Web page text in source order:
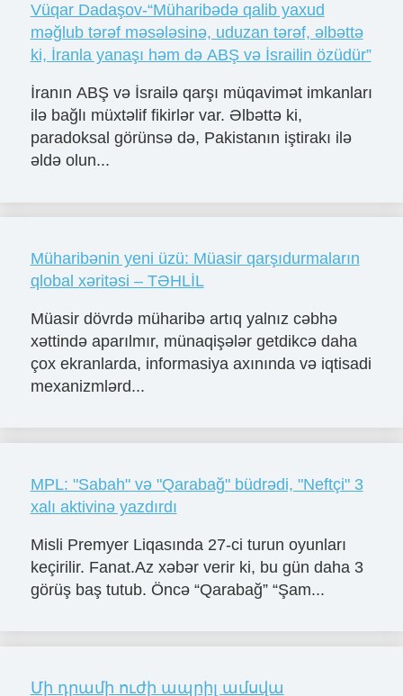
Vüqar Dadaşov-“Müharibədə qalib yaxud
məğlub tərəf məsələsinə, uduzan tərəf, əlbəttə
ki, İranla yanaşı həm də ABŞ və İsrailin özüdür”
İranın ABŞ və İsrailə qarşı müqavimət imkanları
ilə bağlı müxtəlif fikirlər var. Əlbəttə ki,
paradoksal görünsə də, Pakistanın iştirakı ilə
əldə olun...
Müharibənin yeni üzü: Müasir qarşıdurmaların
qlobal xəritəsi – TƏHLİL
Müasir dövrdə müharibə artıq yalnız cəbhə
xəttində aparılmır, münaqişələr getdikcə daha
çox ekranlarda, informasiya axınında və iqtisadi
mexanizmlərd...
MPL: "Sabah" və "Qarabağ" büdrədi, "Neftçi" 3
xalı aktivinə yazdırdı
Misli Premyer Liqasında 27-ci turun oyunları
keçirilir. Fanat.Az xəbər verir ki, bu gün daha 3
görüş baş tutub. Öncə “Qarabağ” “Şam...
Մի դրամի ուժի ապրիլ ամսվա